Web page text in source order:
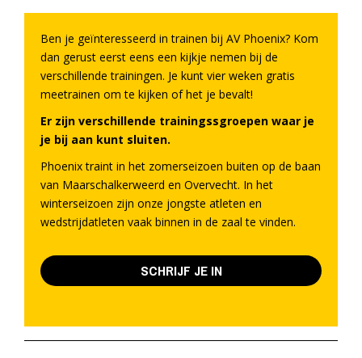
Ben je geïnteresseerd in trainen bij AV Phoenix? Kom
dan gerust eerst eens een kijkje nemen bij de
verschillende trainingen. Je kunt vier weken gratis
meetrainen om te kijken of het je bevalt!
Er zijn verschillende trainingssgroepen waar je
je bij aan kunt sluiten.
Phoenix traint in het zomerseizoen buiten op de baan
van Maarschalkerweerd en Overvecht. In het
winterseizoen zijn onze jongste atleten en
wedstrijdatleten vaak binnen in de zaal te vinden.
SCHRIJF JE IN